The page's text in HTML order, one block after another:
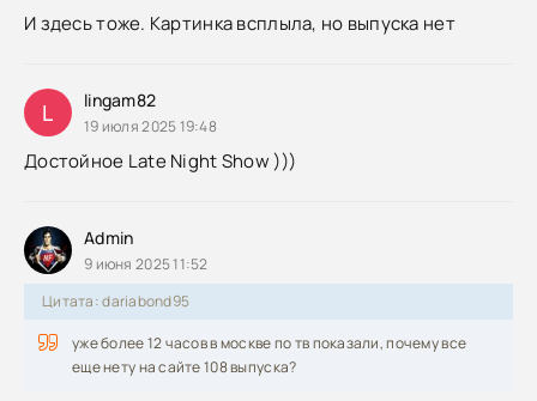
И здесь тоже. Картинка всплыла, но выпуска нет
L lingam82
19 июля 2025 19:48
Достойное Late Night Show )))
Admin
9 июня 2025 11:52
Цитата: dariabond95
уже более 12 часов в москве по тв показали, почему все
еще нету на сайте 108 выпуска?